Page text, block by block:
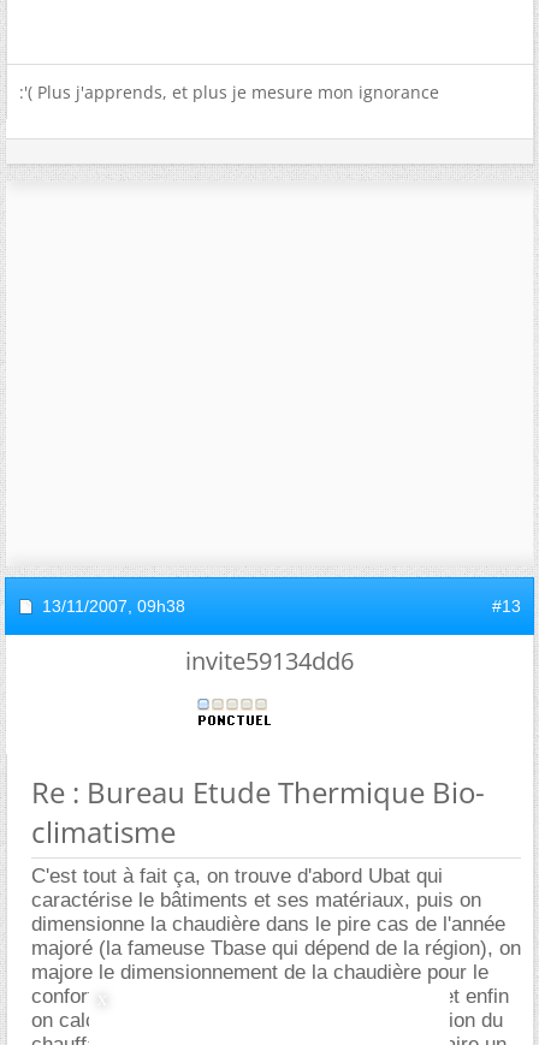
:'( Plus j'apprends, et plus je mesure mon ignorance
13/11/2007, 09h38 #13
invite59134dd6
Re : Bureau Etude Thermique Bio-
climatisme
C'est tout à fait ça, on trouve d'abord Ubat qui
caractérise le bâtiments et ses matériaux, puis on
dimensionne la chaudière dans le pire cas de l'année
majoré (la fameuse Tbase qui dépend de la région), on
majore le dimensionnement de la chaudière pour le
confort de démarrage (dynamique thermique) et enfin
on calcule la conso d'énergie primaire en fonction du